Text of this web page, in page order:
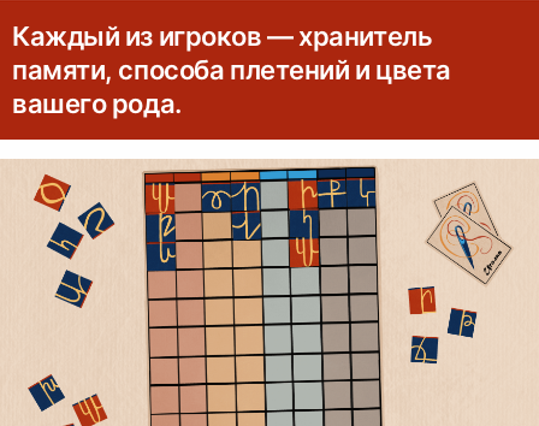
Каждый из игроков — хранитель
памяти, способа плетений и цвета
вашего рода.